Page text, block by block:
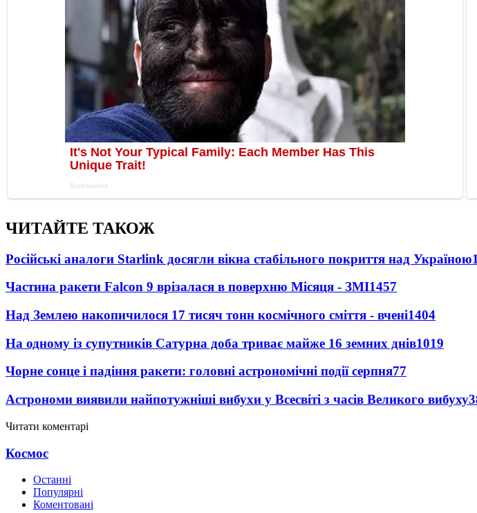
ЧИТАЙТЕ ТАКОЖ
Російські аналоги Starlink досягли вікна стабільного покриття над Україною
Частина ракети Falcon 9 врізалася в поверхню Місяця - ЗМІ1457
Над Землею накопичилося 17 тисяч тонн космічного сміття - вчені1404
На одному із супутників Сатурна доба триває майже 16 земних днів1019
Чорне сонце і падіння ракети: головні астрономічні події серпня77
Астрономи виявили найпотужніші вибухи у Всесвіті з часів Великого вибуху
Читати коментарі
Космос
Останні
Популярні
Коментовані